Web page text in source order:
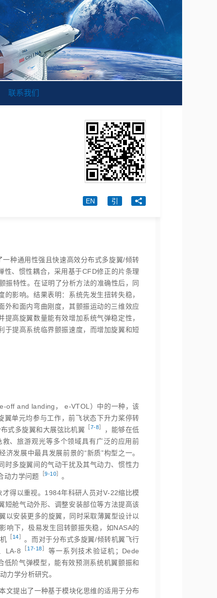
联系我们
EN 引
种通用性强且快速高效分布式多旋翼/倾转
、惯性耦合，采用基于CFD修正的片条理
振特性。在证明了分析方法的准确性后，同
影响。结果表明：系统先发生扭转失稳，
外和面内弯曲刚度，其颤振运动的三维效应
高旋翼数量能有效增加系统气弹稳定性，
于提高系统临界颤振速度，而增加旋翼和短
and landing， e‑VTOL）中的一种，该
翼单元均参与工作，前飞状态下升力桨停转
式多旋翼和大展弦比机翼 7‑8
，能够在低
、旅游观光等多个领域具有广泛的应用前
发展中最具发展前景的“新质”构型之一。
时多旋翼间的气动干扰及其气动力、惯性力
动力学问题 ［9‑10］ 。
得以重视。1984年科研人员对V‑22缩比模
短舱气动外形、调整安装部位等方法提高该
以安装更多的旋翼，同时采取薄翼型设计以
响下，极易发生回转颤振失稳，如NASA的
机 14
。而对于分布式多旋翼/倾转机翼飞行
LA‑8 17‑18
等一系列技术验证机；Dede
阶气弹模型，能有效预测系统机翼颤振和
力学分析研究。
文提出了一种基于模块化思维的适用于分布